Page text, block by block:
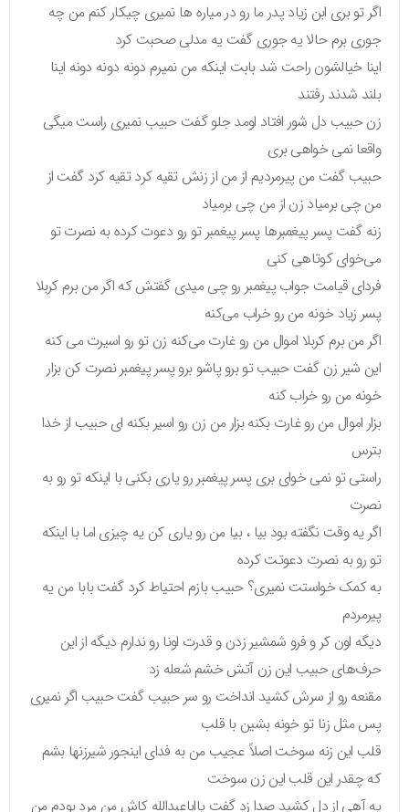
اگر تو بری ابن زیاد پدر ما رو در میاره ها نمیری چیکار کنم من چه
جوری برم حالا یه جوری گفت یه مدلی صحبت کرد
اینا خیالشون راحت شد بابت اینکه من نمیرم دونه دونه دونه اینا
بلند شدند رفتند
زن حبیب دل شور افتاد اومد جلو گفت حبیب نمیری راست میگی
واقعا نمی خواهی بری
حبیب گفت من پیرمردیم از من از زنش تقیه کرد تقیه کرد گفت از
من چی برمیاد زن از من چی برمیاد
زنه گفت پسر پیغمبرها پسر پیغمبر تو رو دعوت کرده به نصرت تو
می‌خوای کوتاهی کنی
فردای قیامت جواب پیغمبر رو چی میدی گفتش که اگر من برم کربلا
پسر زیاد خونه من رو خراب می‌کنه
اگر من برم کربلا اموال من رو غارت می‌کنه زن تو رو اسیرت می کنه
این شیر زن گفت حبیب تو برو پاشو برو پسر پیغمبر نصرت کن بزار
خونه من رو خراب کنه
بزار اموال من رو غارت بکنه بزار من زن رو اسیر بکنه ای حبیب از خدا
بترس
راستی تو نمی خوای بری پسر پیغمبر رو یاری بکنی با اینکه تو رو به
نصرت
اگر یه وقت نگفته بود بیا ، بیا من رو یاری کن یه چیزی اما با اینکه
تو رو به نصرت دعوتت کرده
به کمک خواستت نمیری؟ حبیب بازم احتیاط کرد گفت بابا من یه
پیرمردم
دیگه اون کر و فرو شمشیر زدن و قدرت اونا رو ندارم دیگه از این
حرف‌های حبیب این زن آتش خشم شعله زد
مقنعه رو از سرش کشید انداخت رو سر حبیب گفت حبیب اگر نمیری
پس مثل زنا تو خونه بشین با قلب
قلب این زنه سوخت اصلاً عجیب من به فدای اینجور شیرزنها بشم
که چقدر این قلب این زن سوخت
یه آهی از دل کشید صدا زد گفت یااباعبدالله کاش من مرد بودم من